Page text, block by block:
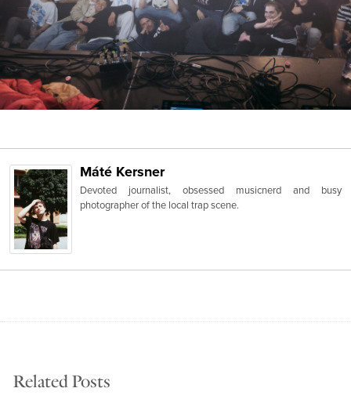
Máté Kersner
Devoted journalist, obsessed musicnerd and busy
photographer of the local trap scene.
Related Posts